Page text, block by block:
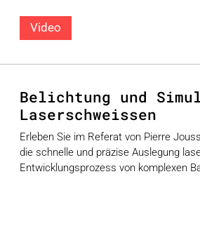
Video
Belichtung und
Laserschweissen
Erleben Sie im Referat von Pierre
die schnelle und präzise Auslegung
Entwicklungsprozess von komplexen